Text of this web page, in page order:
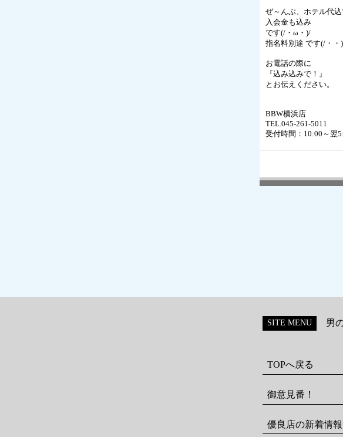
ぜ～んぶ、ホテル代込
入会金も込み
です(/・ω・)/
指名料別途 です(/・・
お電話の際に
『込み込みで！』
とお伝えください。
BBW横浜店
TEL.045-261-5011
受付時間：10:00～翌
SITE MENU 男
TOPへ戻る
御意見番！
優良店の新着情報